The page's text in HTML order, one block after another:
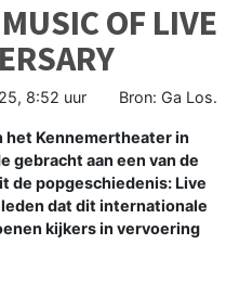
OF LIVE
8:52 uur Bron: Ga Los.
het Kennemertheater in
gebracht aan een van de
de popgeschiedenis: Live
dat dit internationale
kijkers in vervoering